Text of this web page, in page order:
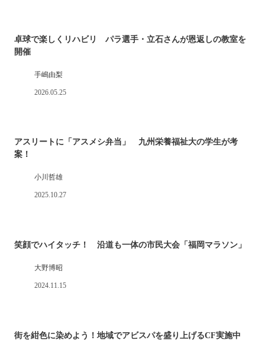
卓球で楽しくリハビリ パラ選手・立石さんが恩返しの教室を
開催
手嶋由梨
2026.05.25
アスリートに「アスメシ弁当」 九州栄養福祉大の学生が考
案！
小川哲雄
2025.10.27
笑顔でハイタッチ！ 沿道も一体の市民大会「福岡マラソン」
大野博昭
2024.11.15
街を紺色に染めよう！地域でアビスパを盛り上げるCF実施中